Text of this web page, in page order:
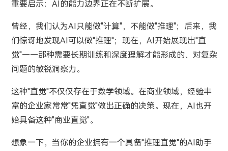
重要启示：AI的能力边界正在不断扩展。
曾经，我们认为AI只能做"计算"，不能做"推理"；后来，我
们惊讶地发现AI可以做"推理"；现在，AI开始展现出"直
觉"——那种需要长期训练和深度理解才能形成的、对复杂
问题的敏锐洞察力。
这种"直觉"不仅仅存在于数学领域。在商业领域，经验丰
富的企业家常常"凭直觉"做出正确的决策。现在，AI也开
始具备这种"商业直觉"。
想象一下，当你的企业拥有一个具备"推理直觉"的AI助手